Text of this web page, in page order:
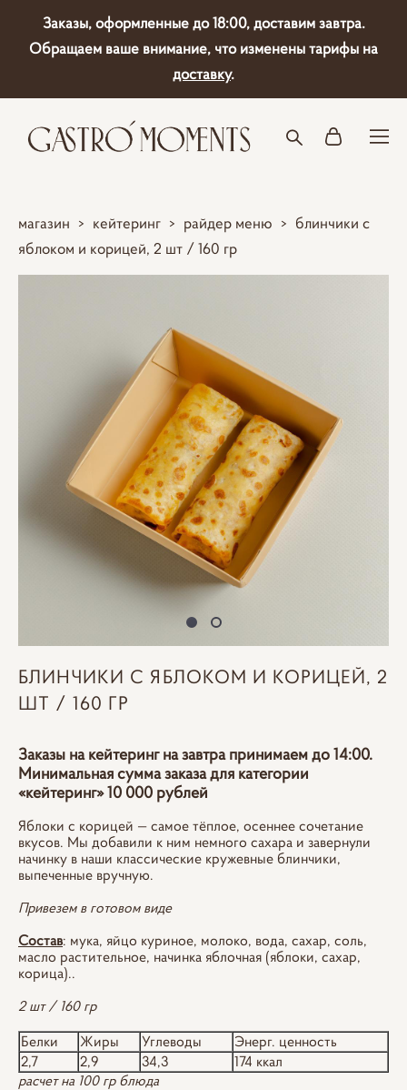
Заказы, оформленные до 18:00, доставим завтра.
Обращаем ваше внимание, что изменены тарифы на
доставку.
магазин > кейтеринг > райдер меню > блинчики с
яблоком и корицей, 2 шт / 160 гр
БЛИНЧИКИ С ЯБЛОКОМ И КОРИЦЕЙ, 2
ШТ / 160 ГР
Заказы на кейтеринг на завтра принимаем до 14:00.
Минимальная сумма заказа для категории
«кейтеринг» 10 000 рублей
Яблоки с корицей — самое тёплое, осеннее сочетание
вкусов. Мы добавили к ним немного сахара и завернули
начинку в наши классические кружевные блинчики,
выпеченные вручную.
Привезем в готовом виде
Состав: мука, яйцо куриное, молоко, вода, сахар, соль,
масло растительное, начинка яблочная (яблоки, сахар,
корица)..
2 шт / 160 гр
Белки Жиры Углеводы
Энерг. ценность
2,7
2,9 34,3
174 ккал
расчет на 100 гр блюда